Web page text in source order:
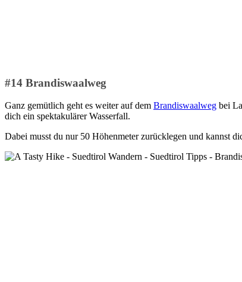
#14 Brandiswaalweg
Ganz gemütlich geht es weiter auf dem Brandiswaalweg bei
dich ein spektakulärer Wasserfall.
Dabei musst du nur 50 Höhenmeter zurücklegen und kannst